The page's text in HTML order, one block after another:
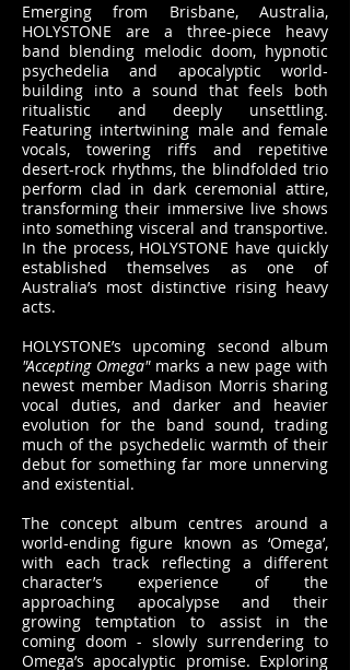
Emerging from Brisbane, Australia,
HOLYSTONE are a three-piece heavy
band blending melodic doom, hypnotic
psychedelia and apocalyptic world-
building into a sound that feels both
ritualistic and deeply unsettling.
Featuring intertwining male and female
vocals, towering riffs and repetitive
desert-rock rhythms, the blindfolded trio
perform clad in dark ceremonial attire,
transforming their immersive live shows
into something visceral and transportive.
In the process, HOLYSTONE have quickly
established themselves as one of
Australia’s most distinctive rising heavy
acts.
HOLYSTONE’s upcoming second album
"Accepting Omega"marks a new page with
newest member Madison Morris sharing
vocal duties, and darker and heavier
evolution for the band sound, trading
much of the psychedelic warmth of their
debut for something far more unnerving
and existential.
The concept album centres around a
world-ending figure known as ‘Omega’,
with each track reflecting a different
character’s experience of the
approaching apocalypse and their
growing temptation to assist in the
coming doom - slowly surrendering to
Omega’s apocalyptic promise. Exploring